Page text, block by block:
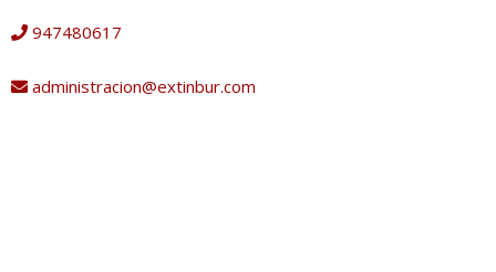
947480617
administracion@extinbur.com